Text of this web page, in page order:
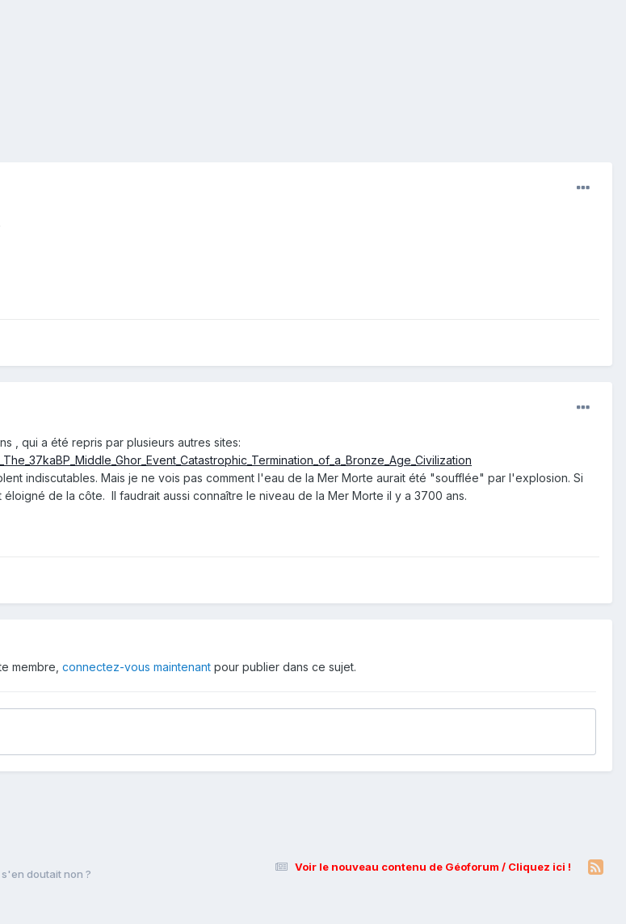
, qui a été repris par plusieurs autres sites:
indiscutables. Mais je ne vois pas comment l'eau de la Mer Morte aurait été "soufflée" par l'explosion. Si
de la côte. Il faudrait aussi connaître le niveau de la Mer Morte il y a 3700 ans.
membre, connectez-vous maintenant pour publier dans ce sujet.
Voir le nouveau contenu de Géoforum / Cliquez ici !
doutait non ?